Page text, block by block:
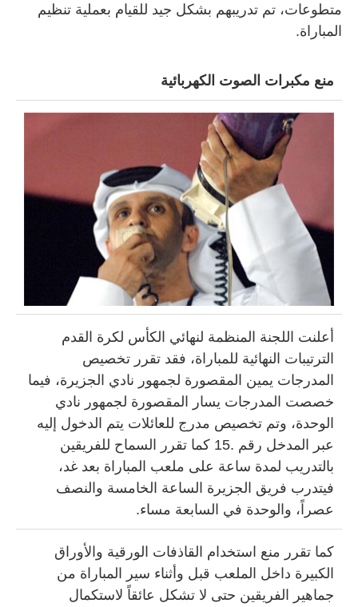
متطوعات، تم تدريبهم بشكل جيد للقيام بعملية تنظيم
المباراة.
منع مكبرات الصوت الكهربائية
أعلنت اللجنة المنظمة لنهائي الكأس لكرة القدم
الترتيبات النهائية للمباراة، فقد تقرر تخصيص
المدرجات يمين المقصورة لجمهور نادي الجزيرة، فيما
خصصت المدرجات يسار المقصورة لجمهور نادي
الوحدة، وتم تخصيص مدرج للعائلات يتم الدخول إليه
عبر المدخل رقم .15 كما تقرر السماح للفريقين
بالتدريب لمدة ساعة على ملعب المباراة بعد غد،
فيتدرب فريق الجزيرة الساعة الخامسة والنصف
عصراً، والوحدة في السابعة مساء.
كما تقرر منع استخدام القاذفات الورقية والأوراق
الكبيرة داخل الملعب قبل وأثناء سير المباراة من
جماهير الفريقين حتى لا تشكل عائقاً لاستكمال